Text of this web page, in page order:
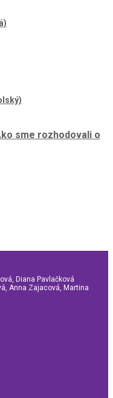
sme rozhodovali o
Diana Pavlačková
Anna Zajacová, Martina